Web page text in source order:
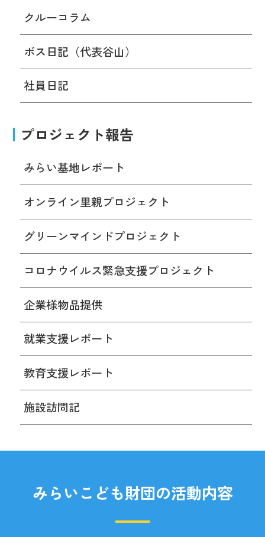
クルーコラム
ボス日記（代表谷山）
社員日記
プロジェクト報告
みらい基地レポート
オンライン里親プロジェクト
グリーンマインドプロジェクト
コロナウイルス緊急支援プロジェクト
企業様物品提供
就業支援レポート
教育支援レポート
施設訪問記
みらいこども財団の活動内容